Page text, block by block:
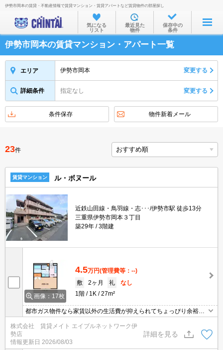
お部屋を探す
沿線・駅から
住所から
物件特集から
不動産会社から
TOP
伊勢市岡本の賃貸・不動産情報で賃貸マンション・賃貸アパートなど賃貸物件の部屋探し
気になる
リスト
最近見た
物件
保存中の
条件
伊勢市岡本の賃貸マンション・アパート一覧
エリア 伊勢市岡本 変更する
詳細条件 指定なし 変更する
条件保存 物件新着メール
23件
賃貸マンション ル・ボヌール
近鉄山田線・鳥羽線・志･･･/伊勢市駅 徒歩13分
三重県伊勢市岡本３丁目
築29年
3階建
画像：17枚
4.5万円(管理費等：--)
敷
2ヶ月 礼
なし
1階
1K 27m²
都市ガス物件なら家賃以外の生活費が抑えられてちょっぴり余裕が
できます！ガス代が気になる方にはおすすめの設備です◎
株式会社 賃貸メイト エイブルネットワーク伊
勢店
情報更新日 2026/08/03
詳細を見る